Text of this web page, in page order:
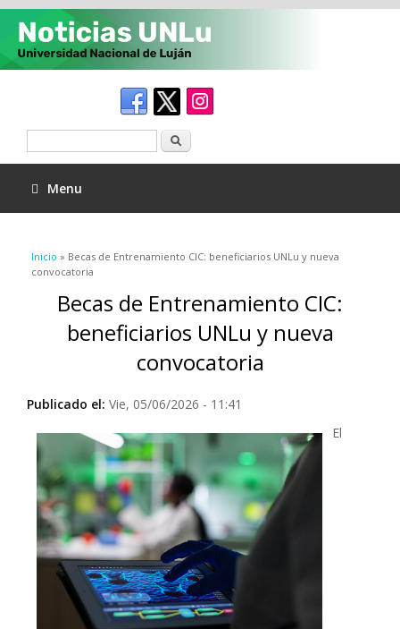
Menu
Se encuentra usted aquí
Inicio » Becas de Entrenamiento CIC: beneficiarios UNLu y nueva
convocatoria
Becas de Entrenamiento CIC:
beneficiarios UNLu y nueva
convocatoria
Publicado el: Vie, 05/06/2026 - 11:41
El